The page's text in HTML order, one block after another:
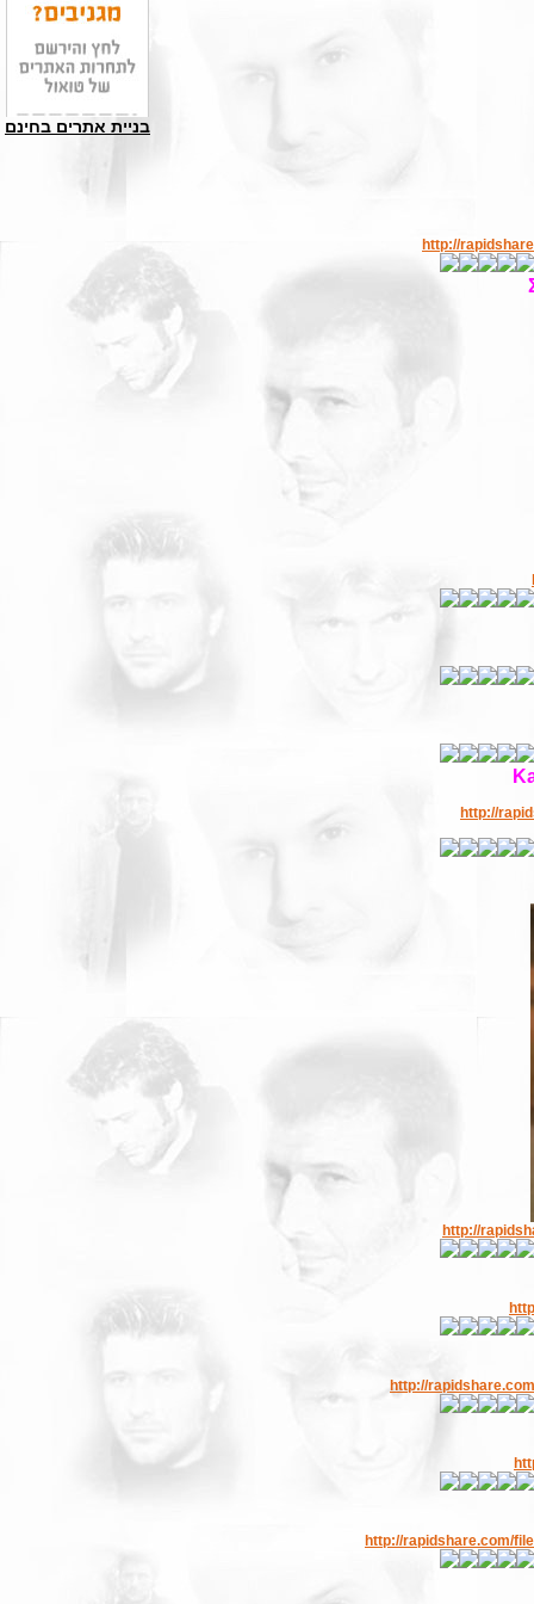
בניית אתרים בחינם
http://
http://
http://
http://
http://rapidshare.com/